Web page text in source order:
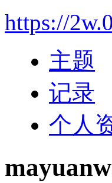
https://
主题
记录
个人